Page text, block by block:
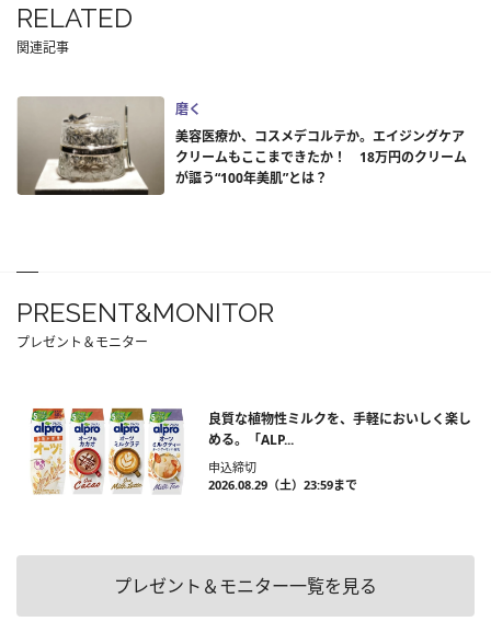
RELATED
関連記事
磨く
美容医療か、コスメデコルテか。エイジングケア
クリームもここまできたか！ 18万円のクリーム
が謳う“100年美肌”とは？
PRESENT&MONITOR
プレゼント＆モニター
良質な植物性ミルクを、手軽においしく楽し
める。「ALP...
申込締切
2026.08.29（土）23:59まで
プレゼント＆モニター一覧を見る